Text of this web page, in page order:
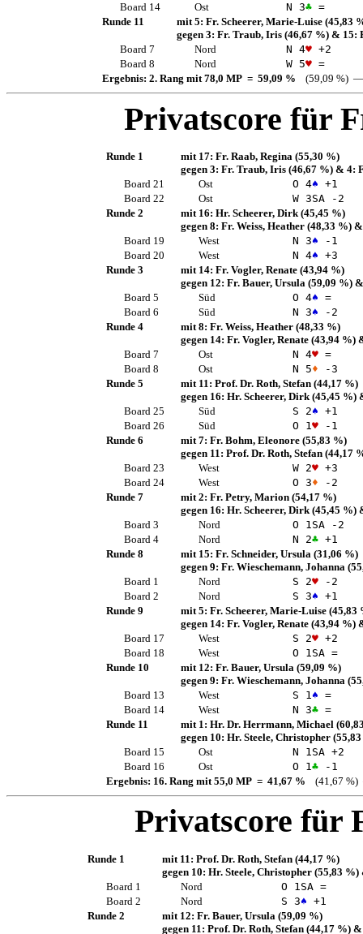
Board 14
Ost N 3♣=
Runde 11
mit 5: Fr. Scheerer, Marie-Luise(45,83
gegen 3: Fr. Traub, Iris(46,67 %)& 15:
Board 7
Nord N 4♥+2
Board 8
Nord W 5♥=
Ergebnis: 2. Rang mit 78,0 MP = 59,09 % (59,09 %) —
Privatscore für
Runde 1 mit 17: Fr. Raab, Regina(55,30 %)
gegen 3: Fr. Traub, Iris(46,67 %)& 4:
Board 21
Ost O 4♠ +1
Board 22
Ost W 3SA-2
Runde 2
mit 16: Hr. Scheerer, Dirk(45,45 %)
gegen 8: Fr. Weiss, Heather(48,33 %)&
Board 19
West N 3♠ -1
Board 20
West N 4♠ +3
Runde 3
mit 14: Fr. Vogler, Renate(43,94 %)
gegen 12: Fr. Bauer, Ursula(59,09 %)
Board 5
Süd O 4♠ =
Board 6
Süd N 3♠ -2
Runde 4
mit 8: Fr. Weiss, Heather(48,33 %)
gegen 14: Fr. Vogler, Renate(43,94 %)
Board 7
Ost N 4♥=
Board 8
Ost N 5♦ -3
Runde 5
mit 11: Prof. Dr. Roth, Stefan(44,17 %)
gegen 16: Hr. Scheerer, Dirk(45,45 %)
Board 25
Süd S 2♠ +1
Board 26
Süd O 1♥-1
Runde 6
mit 7: Fr. Bohm, Eleonore(55,83 %)
gegen 11: Prof. Dr. Roth, Stefan(44,17
Board 23
West W 2♥+3
Board 24
West O 3♦ -2
Runde 7
mit 2: Fr. Petry, Marion(54,17 %)
gegen 16: Hr. Scheerer, Dirk(45,45 %)
Board 3
Nord O 1SA-2
Board 4
Nord N 2♣+1
Runde 8
mit 15: Fr. Schneider, Ursula(31,06 %)
gegen 9: Fr. Wieschemann, Johanna
Board 1
Nord S 2♥-2
Board 2
Nord S 3♠ +1
Runde 9
mit 5: Fr. Scheerer, Marie-Luise(45,83
gegen 14: Fr. Vogler, Renate(43,94 %)
Board 17
West S 2♥+2
Board 18
West O 1SA=
Runde 10
mit 12: Fr. Bauer, Ursula(59,09 %)
gegen 9: Fr. Wieschemann, Johanna
Board 13
West S 1♠ =
Board 14
West N 3♣=
Runde 11
mit 1: Hr. Dr. Herrmann, Michael
gegen 10: Hr. Steele, Christopher(55,83
Board 15
Ost N 1SA+2
Board 16
Ost O 1♣-1
Ergebnis: 16. Rang mit 55,0 MP = 41,67 % (41,67 %)
Privatscore für
Runde 1 mit 11: Prof. Dr. Roth, Stefan (44,17 %)
gegen 10: Hr. Steele, Christopher (55,83 %)
Board 1
Nord O 1 SA =
Board 2
Nord S 3♠ +1
Runde 2
mit 12: Fr. Bauer, Ursula (59,09 %)
gegen 11: Prof. Dr. Roth, Stefan (44,17 %)